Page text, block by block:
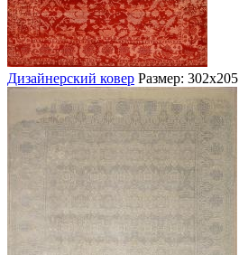
Дизайнерский ковер Размер: 302х205